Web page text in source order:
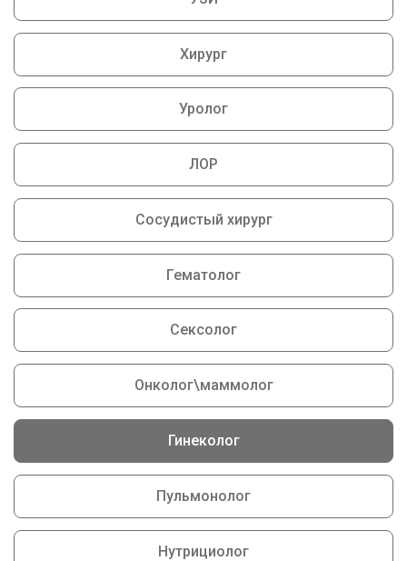
Хирург
Уролог
ЛОР
Сосудистый хирург
Гематолог
Сексолог
Онколог\маммолог
Гинеколог
Пульмонолог
Нутрициолог